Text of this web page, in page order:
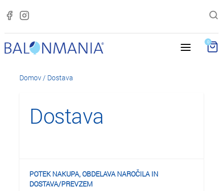
0
Domov/ Dostava
Dostava
POTEK NAKUPA, OBDELAVA NAROČILA IN
DOSTAVA/PREVZEM